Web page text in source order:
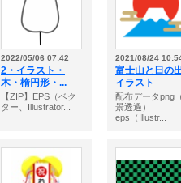
2022/05/06 07:42
2・イラスト・
木・楕円形・...
【ZIP】EPS（ベク
ター、Illustrator...
2021/08/24
富士山と日の
イラスト
配布データpng
景透過）
eps（Illustr...